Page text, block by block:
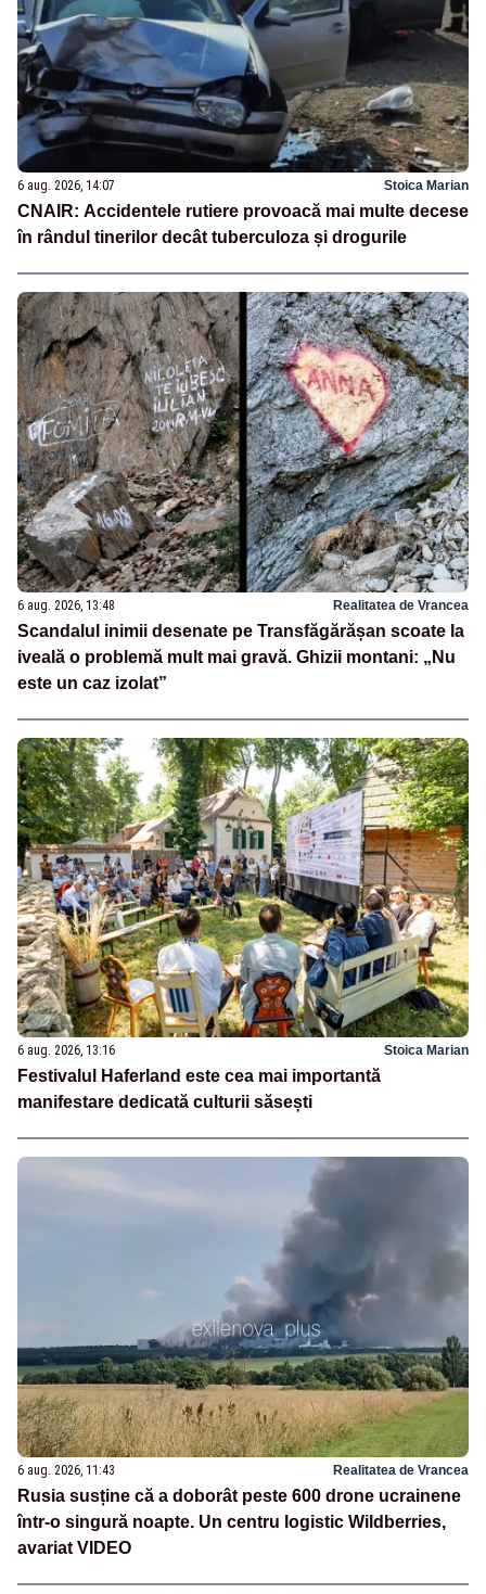
6 aug. 2026, 14:07 Stoica Marian
CNAIR: Accidentele rutiere provoacă mai multe decese
în rândul tinerilor decât tuberculoza și drogurile
6 aug. 2026, 13:48 Realitatea de Vrancea
Scandalul inimii desenate pe Transfăgărășan scoate la
iveală o problemă mult mai gravă. Ghizii montani: „Nu
este un caz izolat”
6 aug. 2026, 13:16 Stoica Marian
Festivalul Haferland este cea mai importantă
manifestare dedicată culturii săsești
6 aug. 2026, 11:43 Realitatea de Vrancea
Rusia susține că a doborât peste 600 drone ucrainene
într-o singură noapte. Un centru logistic Wildberries,
avariat VIDEO